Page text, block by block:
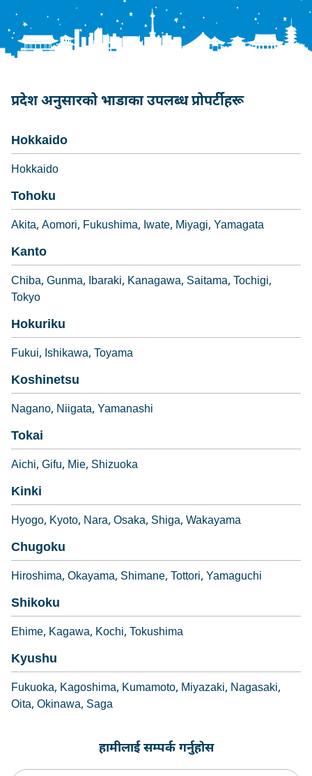
प्रदेश अनुसारको भाडाका उपलब्ध प्रोपर्टीहरू
Hokkaido
Hokkaido
Tohoku
Akita Aomori Fukushima Iwate Miyagi Yamagata
Kanto
Chiba Gunma Ibaraki Kanagawa Saitama Tochigi
Tokyo
Hokuriku
Fukui Ishikawa Toyama
Koshinetsu
Nagano Niigata Yamanashi
Tokai
Aichi Gifu Mie Shizuoka
Kinki
Hyogo Kyoto Nara Osaka Shiga Wakayama
Chugoku
Hiroshima Okayama Shimane Tottori Yamaguchi
Shikoku
Ehime Kagawa Kochi Tokushima
Kyushu
Fukuoka Kagoshima Kumamoto Miyazaki Nagasaki
Oita Okinawa Saga
हामीलाई सम्पर्क गर्नुहोस